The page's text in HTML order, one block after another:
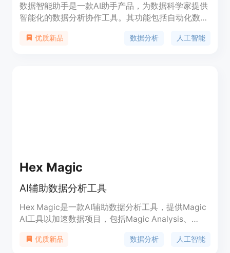
数据智能助手是一款AI助手产品，为数据科学家提供
智能化的数据分析协作工具。其功能包括自动化数据
升数据分析效率。定价灵活，适用于个人和企业用
优质新品 数据分析 人工智能
Hex Magic
AI辅助数据分析工具
Hex Magic是一款AI辅助数据分析工具，提供Magic
AI工具以加速数据项目，包括Magic Analysis、
户提供便捷、高效的数据分析体验。
优质新品 数据分析 人工智能